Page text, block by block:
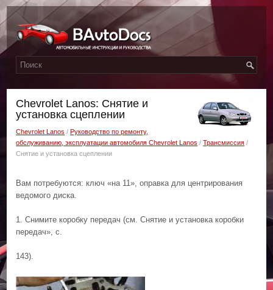
Chevrolet Lanos: Снятие и
установка сцеплении
Chevrolet Lanos /Руководство по ремонту,
обслуживанию, эксплуатации автомобиля Chevrolet Lanos /Трансмиссия /
Снятие и установка сцеплении
Вам потребуются: ключ «на 11», оправка для центрирования
ведомого диска.
1. Снимите коробку передач (см. Снятие и установка коробки
передач», с.
143).